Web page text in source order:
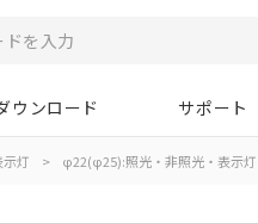
ウンロード サポート
灯 > φ22(φ25):照光・非照光・表示灯